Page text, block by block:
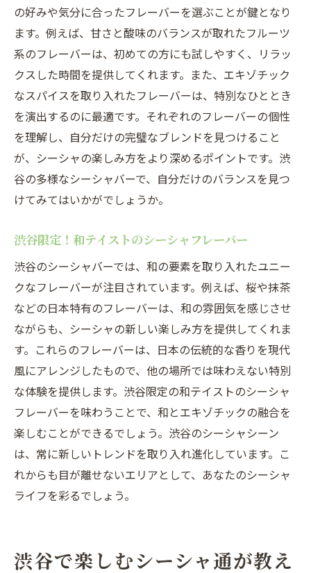
の好みや気分に合ったフレーバーを選ぶことが鍵となり
ます。例えば、甘さと酸味のバランスが取れたフルーツ
系のフレーバーは、初めての方にも試しやすく、リラッ
クスした時間を提供してくれます。また、エキゾチック
なスパイスを取り入れたフレーバーは、特別なひととき
を演出するのに最適です。それぞれのフレーバーの個性
を理解し、自分だけの完璧なブレンドを見つけること
が、シーシャの楽しみ方をより深めるポイントです。渋
谷の多様なシーシャバーで、自分だけのバランスを見つ
けてみてはいかがでしょうか。
渋谷限定！和テイストのシーシャフレーバー
渋谷のシーシャバーでは、和の要素を取り入れたユニー
クなフレーバーが注目されています。例えば、桜や抹茶
などの日本特有のフレーバーは、和の雰囲気を感じさせ
ながらも、シーシャの新しい楽しみ方を提供してくれま
す。これらのフレーバーは、日本の伝統的な香りを現代
風にアレンジしたもので、他の場所では味わえない特別
な体験を提供します。渋谷限定の和テイストのシーシャ
フレーバーを味わうことで、和とエキゾチックの融合を
楽しむことができるでしょう。渋谷のシーシャシーン
は、常に新しいトレンドを取り入れ進化しています。こ
れからも目が離せないエリアとして、あなたのシーシャ
ライフを彩るでしょう。
渋谷で楽しむシーシャ通が教え